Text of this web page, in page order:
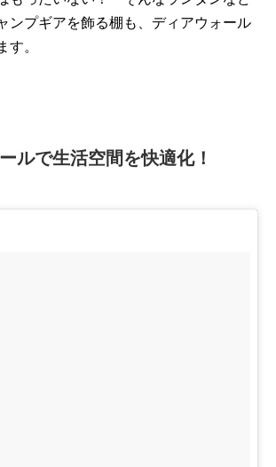
ンプギアを飾る棚も、ディアウォール
す。
ルで生活空間を快適化！